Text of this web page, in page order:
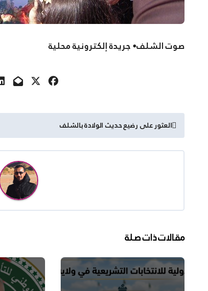
صوت الشلف• جريدة إلكترونية محلية
تصفّح
المقالات
العثور على رضيع حديث الولادة بالشلف
مقالات ذات صلة